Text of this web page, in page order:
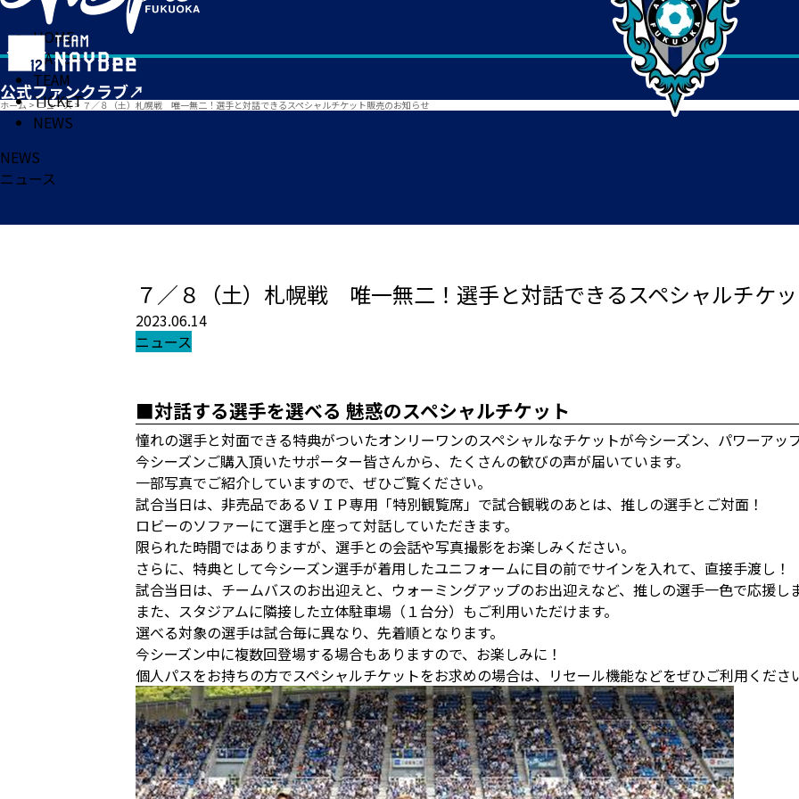
HOME
MATCH
TEAM
TICKET
NEWS
ホーム > ニュース> ７／８（土）札幌戦 唯一無二！選手と対話できるスペシャルチケット販売のお知らせ
NEWS
ニュース
７／８（土）札幌戦 唯一無二！選手と対話できるスペシャルチケ
2023.06.14
ニュース
■対話する選手を選べる 魅惑のスペシャルチケット
憧れの選手と対面できる特典がついたオンリーワンのスペシャルなチケットが今シーズン、パワーアッ
今シーズンご購入頂いたサポーター皆さんから、たくさんの歓びの声が届いています。
一部写真でご紹介していますので、ぜひご覧ください。
試合当日は、非売品であるＶＩＰ専用「特別観覧席」で試合観戦のあとは、推しの選手とご対面！
ロビーのソファーにて選手と座って対話していただきます。
限られた時間ではありますが、選手との会話や写真撮影をお楽しみください。
さらに、特典として今シーズン選手が着用したユニフォームに目の前でサインを入れて、直接手渡し！
試合当日は、チームバスのお出迎えと、ウォーミングアップのお出迎えなど、推しの選手一色で応援し
また、スタジアムに隣接した立体駐車場（１台分）もご利用いただけます。
選べる対象の選手は試合毎に異なり、先着順となります。
今シーズン中に複数回登場する場合もありますので、お楽しみに！
個人パスをお持ちの方でスペシャルチケットをお求めの場合は、リセール機能などをぜひご利用くださ